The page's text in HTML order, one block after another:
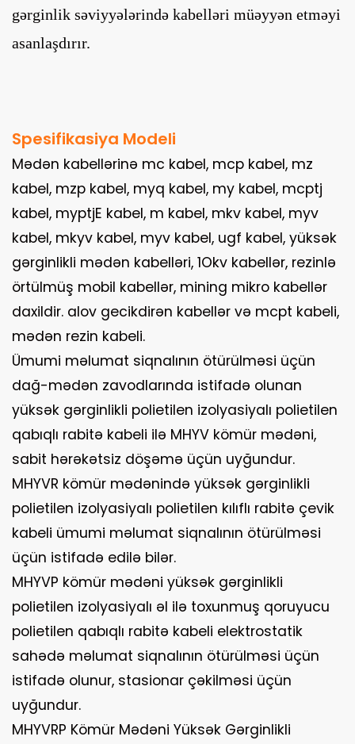
gərginlik səviyyələrində kabelləri müəyyən etməyi
asanlaşdırır.
Spesifikasiya Modeli
Mədən kabellərinə mc kabel, mcp kabel, mz
kabel, mzp kabel, myq kabel, my kabel, mcptj
kabel, myptjE kabel, m kabel, mkv kabel, myv
kabel, mkyv kabel, myv kabel, ugf kabel, yüksək
gərginlikli mədən kabelləri, 1Okv kabellər, rezinlə
örtülmüş mobil kabellər, mining mikro kabellər
daxildir. alov gecikdirən kabellər və mcpt kabeli,
mədən rezin kabeli.
Ümumi məlumat siqnalının ötürülməsi üçün
dağ-mədən zavodlarında istifadə olunan
yüksək gərginlikli polietilen izolyasiyalı polietilen
qabıqlı rabitə kabeli ilə MHYV kömür mədəni,
sabit hərəkətsiz döşəmə üçün uyğundur.
MHYVR kömür mədənində yüksək gərginlikli
polietilen izolyasiyalı polietilen kılıflı rabitə çevik
kabeli ümumi məlumat siqnalının ötürülməsi
üçün istifadə edilə bilər.
MHYVP kömür mədəni yüksək gərginlikli
polietilen izolyasiyalı əl ilə toxunmuş qoruyucu
polietilen qabıqlı rabitə kabeli elektrostatik
sahədə məlumat siqnalının ötürülməsi üçün
istifadə olunur, stasionar çəkilməsi üçün
uyğundur.
MHYVRP Kömür Mədəni Yüksək Gərginlikli